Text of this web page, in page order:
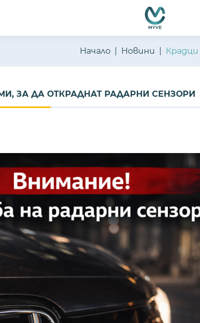
Начало Новини
ЗА ДА ОТКРАДНАТ РАДАРНИ СЕНЗОРИ